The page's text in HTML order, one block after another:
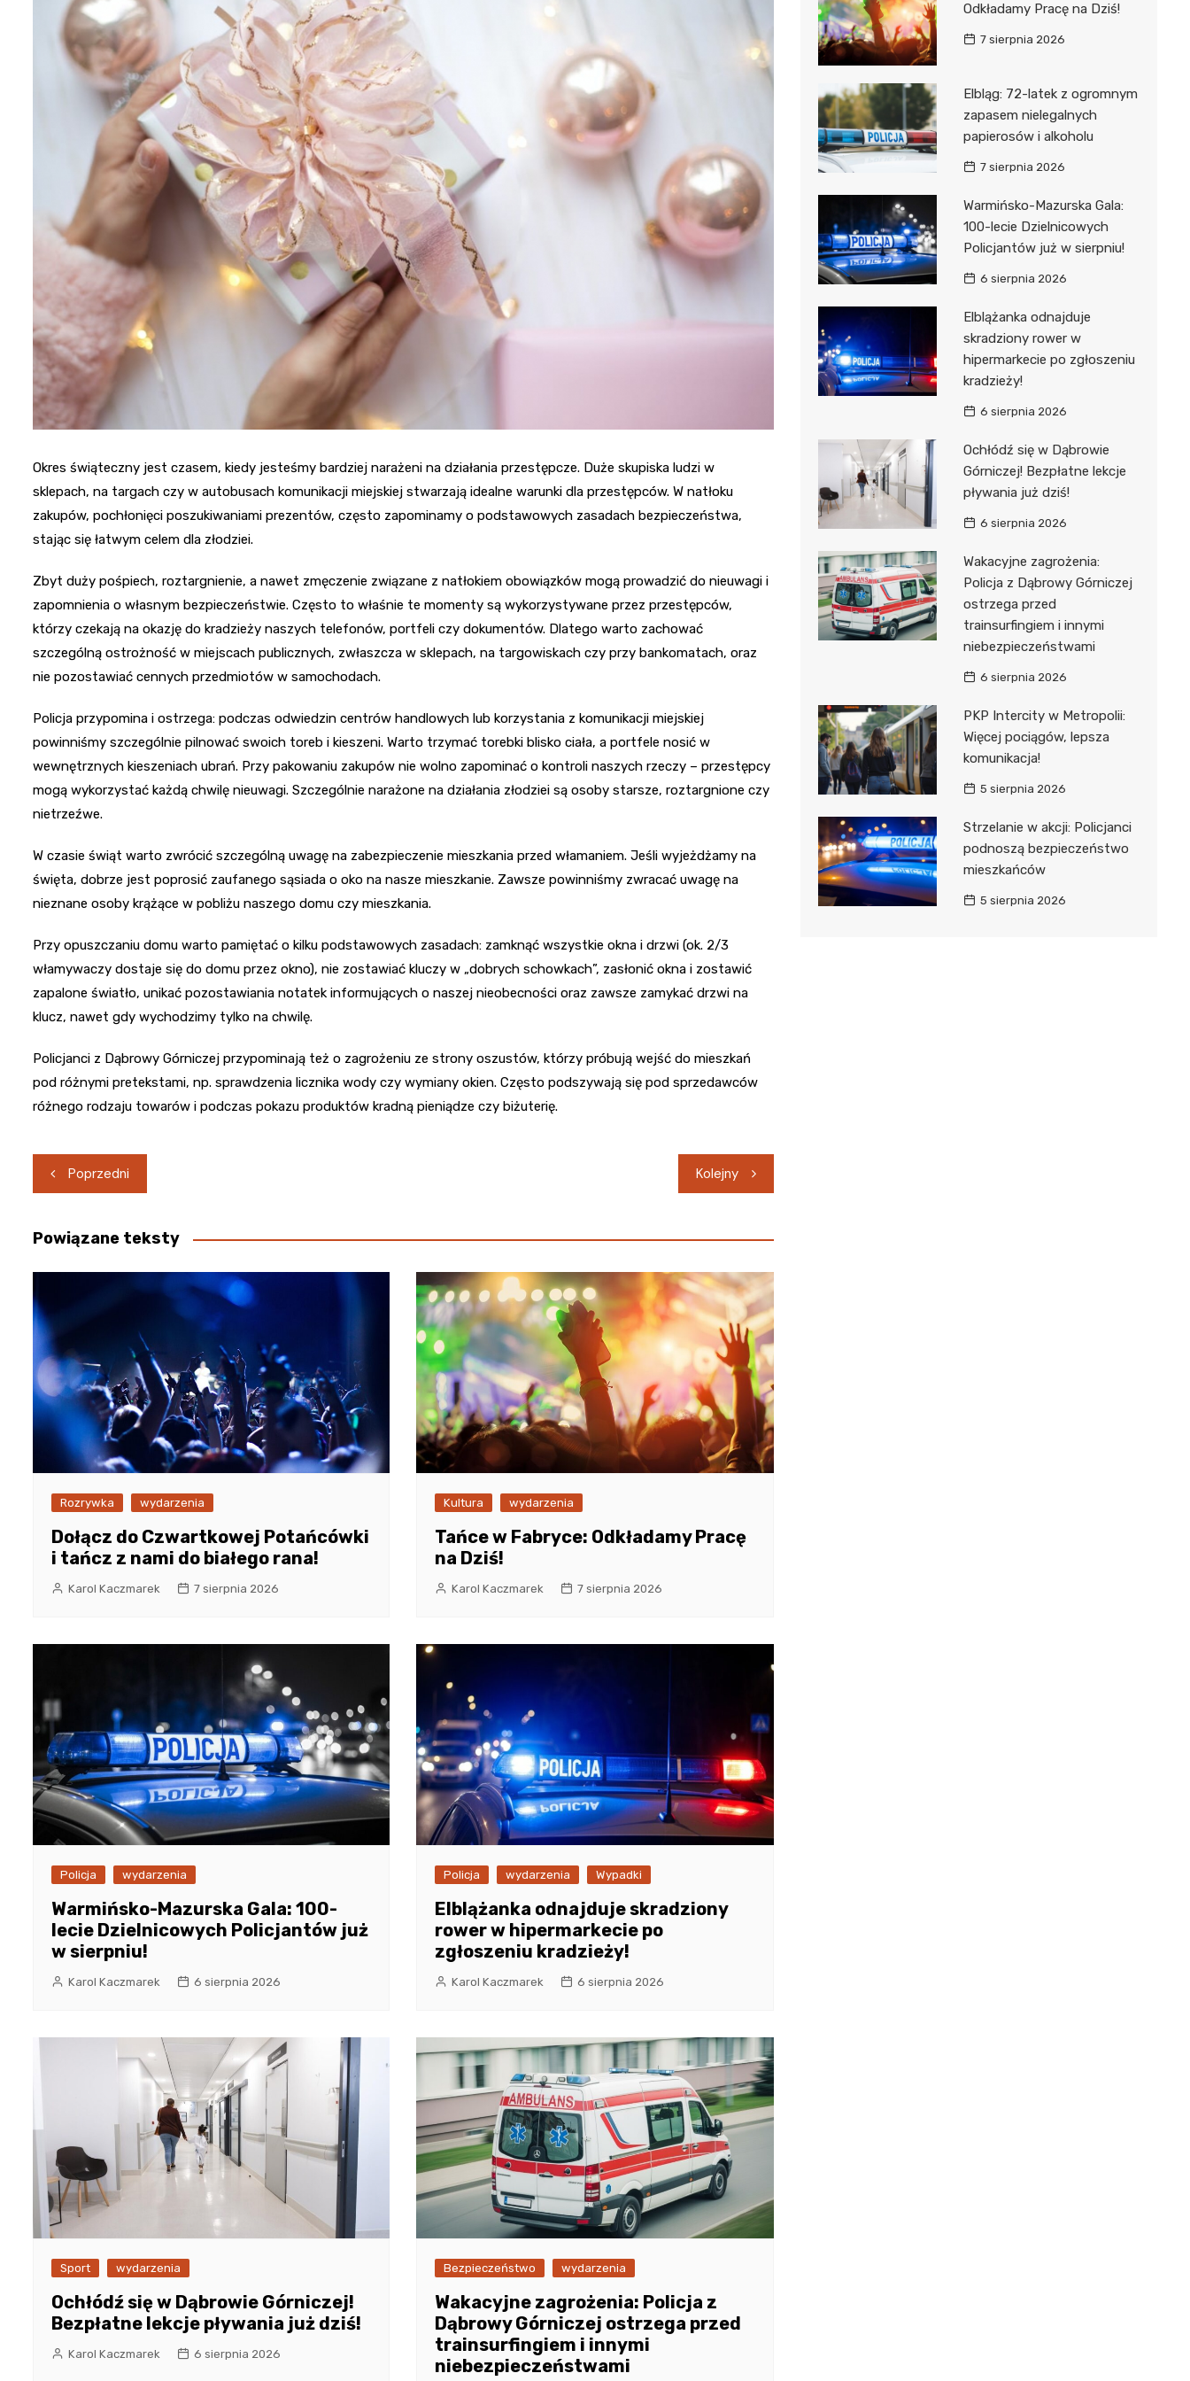
Kino
Księgarnia
Okres świąteczny jest czasem, kiedy jesteśmy bardziej narażeni na działania przestępcze. Duże skupiska ludzi w
sklepach, na targach czy w autobusach komunikacji miejskiej stwarzają idealne warunki dla przestępców. W natłoku
zakupów, pochłonięci poszukiwaniami prezentów, często zapominamy o podstawowych zasadach bezpieczeństwa,
stając się łatwym celem dla złodziei.
Zbyt duży pośpiech, roztargnienie, a nawet zmęczenie związane z natłokiem obowiązków mogą prowadzić do nieuwagi i
zapomnienia o własnym bezpieczeństwie. Często to właśnie te momenty są wykorzystywane przez przestępców,
którzy czekają na okazję do kradzieży naszych telefonów, portfeli czy dokumentów. Dlatego warto zachować
szczególną ostrożność w miejscach publicznych, zwłaszcza w sklepach, na targowiskach czy przy bankomatach, oraz
nie pozostawiać cennych przedmiotów w samochodach.
Policja przypomina i ostrzega: podczas odwiedzin centrów handlowych lub korzystania z komunikacji miejskiej
powinniśmy szczególnie pilnować swoich toreb i kieszeni. Warto trzymać torebki blisko ciała, a portfele nosić w
wewnętrznych kieszeniach ubrań. Przy pakowaniu zakupów nie wolno zapominać o kontroli naszych rzeczy – przestępcy
mogą wykorzystać każdą chwilę nieuwagi. Szczególnie narażone na działania złodziei są osoby starsze, roztargnione czy
nietrzeźwe.
W czasie świąt warto zwrócić szczególną uwagę na zabezpieczenie mieszkania przed włamaniem. Jeśli wyjeżdżamy na
święta, dobrze jest poprosić zaufanego sąsiada o oko na nasze mieszkanie. Zawsze powinniśmy zwracać uwagę na
nieznane osoby krążące w pobliżu naszego domu czy mieszkania.
Przy opuszczaniu domu warto pamiętać o kilku podstawowych zasadach: zamknąć wszystkie okna i drzwi (ok. 2/3
włamywaczy dostaje się do domu przez okno), nie zostawiać kluczy w „dobrych schowkach”, zasłonić okna i zostawić
zapalone światło, unikać pozostawiania notatek informujących o naszej nieobecności oraz zawsze zamykać drzwi na
klucz, nawet gdy wychodzimy tylko na chwilę.
Policjanci z Dąbrowy Górniczej przypominają też o zagrożeniu ze strony oszustów, którzy próbują wejść do mieszkań
pod różnymi pretekstami, np. sprawdzenia licznika wody czy wymiany okien. Często podszywają się pod sprzedawców
różnego rodzaju towarów i podczas pokazu produktów kradną pieniądze czy biżuterię.
Nawigacja
wpisu
Poprzedni Kolejny
Powiązane teksty
Rozrywka wydarzenia
Dołącz do Czwartkowej Potańcówki
i tańcz z nami do białego rana!
Karol Kaczmarek 7 sierpnia 2026
Kultura wydarzenia
Tańce w Fabryce: Odkładamy Pracę
na Dziś!
Karol Kaczmarek 7 sierpnia 2026
Policja wydarzenia
Warmińsko-Mazurska Gala: 100-
lecie Dzielnicowych Policjantów już
w sierpniu!
Karol Kaczmarek 6 sierpnia 2026
Policja wydarzenia Wypadki
Elblążanka odnajduje skradziony
rower w hipermarkecie po
zgłoszeniu kradzieży!
Karol Kaczmarek 6 sierpnia 2026
Sport wydarzenia
Ochłódź się w Dąbrowie Górniczej!
Bezpłatne lekcje pływania już dziś!
Karol Kaczmarek 6 sierpnia 2026
Bezpieczeństwo wydarzenia
Wakacyjne zagrożenia: Policja z
Dąbrowy Górniczej ostrzega przed
trainsurfingiem i innymi
niebezpieczeństwami
Odkładamy Pracę na Dziś!
7 sierpnia 2026
Elbląg: 72-latek z ogromnym
zapasem nielegalnych
papierosów i alkoholu
7 sierpnia 2026
Warmińsko-Mazurska Gala:
100-lecie Dzielnicowych
Policjantów już w sierpniu!
6 sierpnia 2026
Elblążanka odnajduje
skradziony rower w
hipermarkecie po zgłoszeniu
kradzieży!
6 sierpnia 2026
Ochłódź się w Dąbrowie
Górniczej! Bezpłatne lekcje
pływania już dziś!
6 sierpnia 2026
Wakacyjne zagrożenia:
Policja z Dąbrowy Górniczej
ostrzega przed
trainsurfingiem i innymi
niebezpieczeństwami
6 sierpnia 2026
PKP Intercity w Metropolii:
Więcej pociągów, lepsza
komunikacja!
5 sierpnia 2026
Strzelanie w akcji: Policjanci
podnoszą bezpieczeństwo
mieszkańców
5 sierpnia 2026